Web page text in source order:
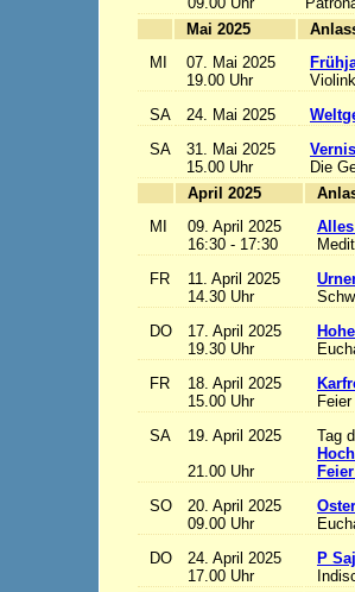
Mai 2025
MI
07. Mai 2025
19.00 Uhr
SA
24. Mai 2025
SA
31. Mai 2025
15.00 Uhr
Die
April 2025
MI
09. April 2025
16:30 - 17:30
FR
11. April 2025
14.30 Uhr
DO
17. April 2025
19.30 Uhr
FR
18. April 2025
15.00 Uhr
SA
19. April 2025
21.00 Uhr
Tag
SO
20. April 2025
09.00 Uhr
DO
24. April 2025
17.00 Uhr
P